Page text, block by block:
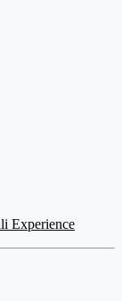
Experience